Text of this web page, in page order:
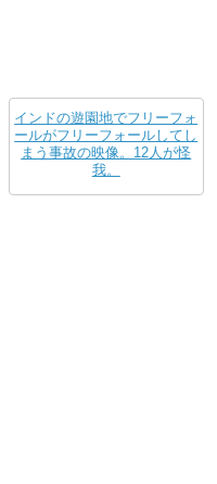
インドの遊園地でフリーフォ
ールがフリーフォールしてし
まう事故の映像。12人が怪
我。